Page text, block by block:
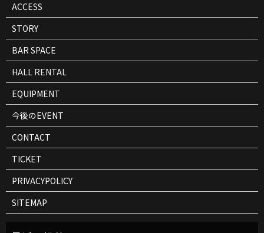
ACCESS
STORY
BAR SPACE
HALL RENTAL
EQUIPMENT
今後のEVENT
CONTACT
TICKET
PRIVACYPOLICY
SITEMAP